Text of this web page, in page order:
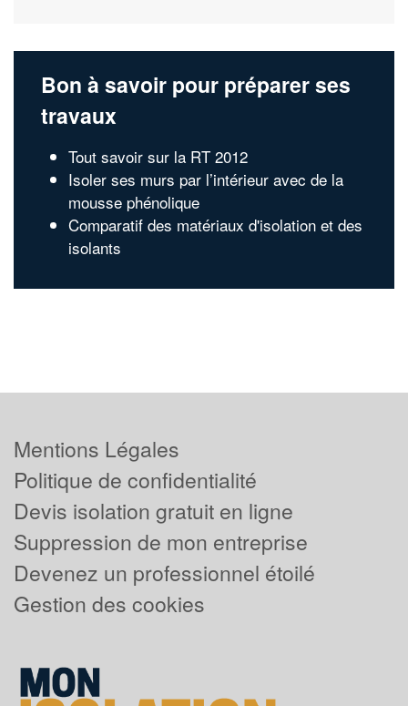
Bon à savoir pour préparer ses
travaux
Tout savoir sur la RT 2012
Isoler ses murs par l’intérieur avec de la
mousse phénolique
Comparatif des matériaux d'isolation et des
isolants
Mentions Légales
Politique de confidentialité
Devis isolation gratuit en ligne
Suppression de mon entreprise
Devenez un professionnel étoilé
Gestion des cookies